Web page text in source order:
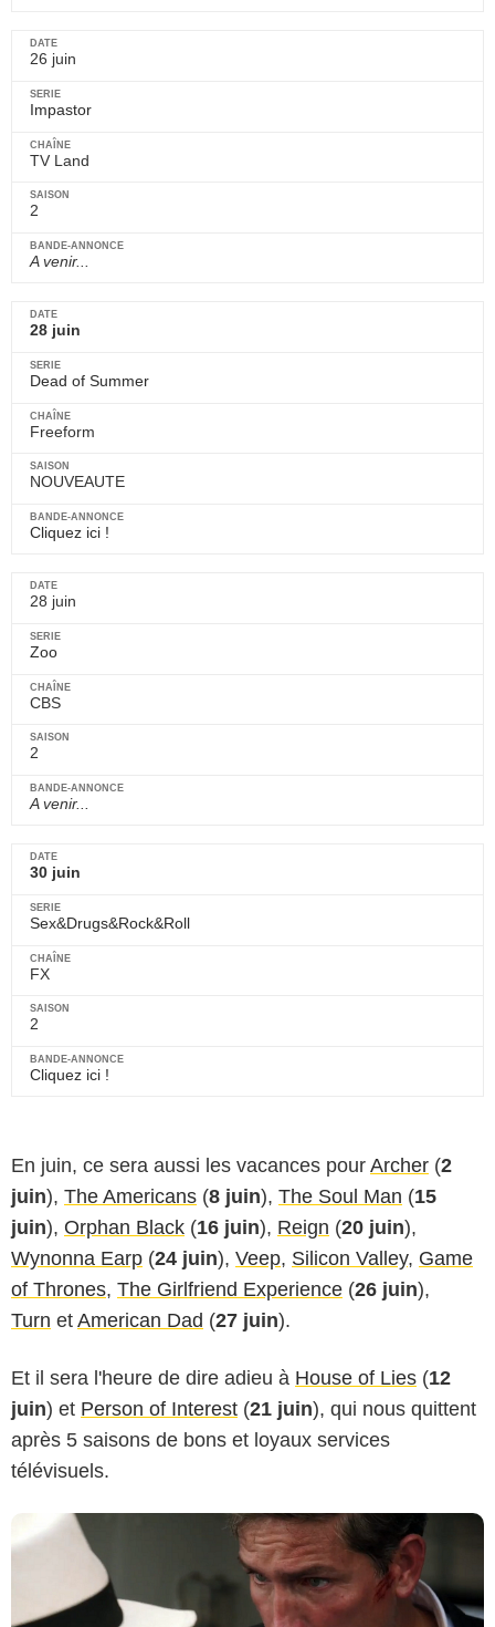
26 juin
Impastor
TV Land
2
A venir...
28 juin
Dead of Summer
Freeform
NOUVEAUTE
Cliquez ici !
28 juin
Zoo
CBS
2
A venir...
30 juin
Sex&Drugs&Rock&Roll
FX
2
Cliquez ici !
En juin, ce sera aussi les vacances pour Archer (2
juin), The Americans (8 juin), The Soul Man (15
juin), Orphan Black (16 juin), Reign (20 juin),
Wynonna Earp (24 juin), Veep, Silicon Valley, Game
of Thrones, The Girlfriend Experience (26 juin),
Turn et American Dad (27 juin).
Et il sera l'heure de dire adieu à House of Lies (12
juin) et Person of Interest (21 juin), qui nous quittent
après 5 saisons de bons et loyaux services
télévisuels.